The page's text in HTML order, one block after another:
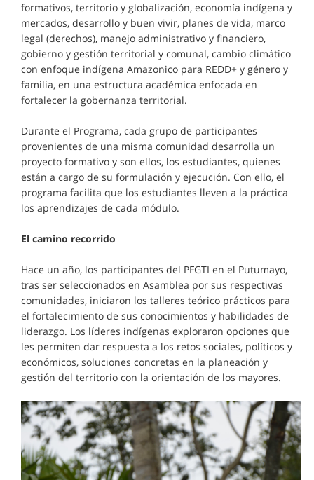
formativos, territorio y globalización, economía indígena y
mercados, desarrollo y buen vivir, planes de vida, marco
legal (derechos), manejo administrativo y financiero,
gobierno y gestión territorial y comunal, cambio climático
con enfoque indígena Amazonico para REDD+ y género y
familia, en una estructura académica enfocada en
fortalecer la gobernanza territorial.
Durante el Programa, cada grupo de participantes
provenientes de una misma comunidad desarrolla un
proyecto formativo y son ellos, los estudiantes, quienes
están a cargo de su formulación y ejecución. Con ello, el
programa facilita que los estudiantes lleven a la práctica
los aprendizajes de cada módulo.
El camino recorrido
Hace un año, los participantes del PFGTI en el Putumayo,
tras ser seleccionados en Asamblea por sus respectivas
comunidades, iniciaron los talleres teórico prácticos para
el fortalecimiento de sus conocimientos y habilidades de
liderazgo. Los líderes indígenas exploraron opciones que
les permiten dar respuesta a los retos sociales, políticos y
económicos, soluciones concretas en la planeación y
gestión del territorio con la orientación de los mayores.